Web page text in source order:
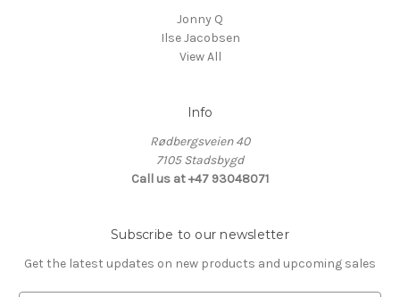
Jonny Q
Ilse Jacobsen
View All
Info
Rødbergsveien 40
7105 Stadsbygd
Call us at +47 93048071
Subscribe to our newsletter
Get the latest updates on new products and upcoming sales